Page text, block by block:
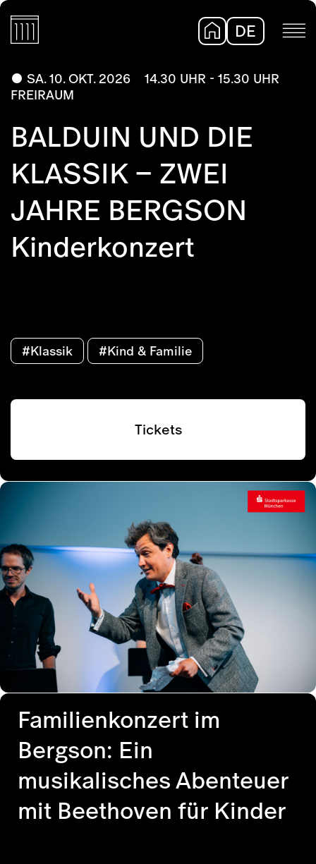
DE
SA. 10. OKT. 2026
14.30 UHR - 15.30 UHR
FREIRAUM
BALDUIN UND DIE
KLASSIK – ZWEI
JAHRE BERGSON
Kinderkonzert
#Klassik #Kind & Familie
Tickets
Familienkonzert im
Bergson: Ein
musikalisches Abenteuer
mit Beethoven für Kinder